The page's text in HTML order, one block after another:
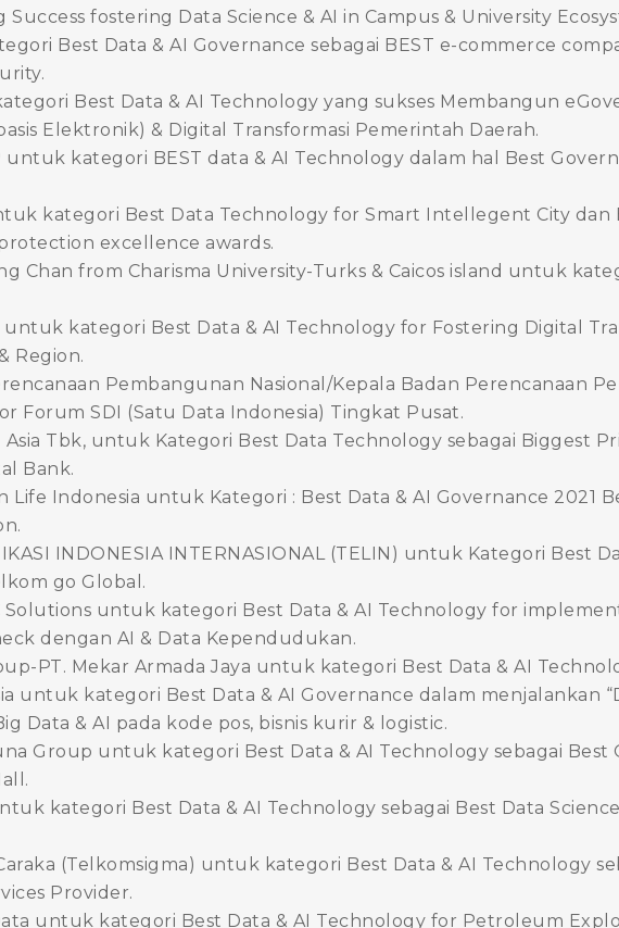
Success fostering Data Science & AI in Campus & University
Best Data & AI Governance sebagai BEST e-commerce
Best Data & AI Technology yang sukses Membangun
Elektronik) & Digital Transformasi Pemerintah Daerah.
untuk kategori BEST data & AI Technology dalam hal Best
kategori Best Data Technology for Smart Intellegent City dan
excellence awards.
Chan from Charisma University-Turks & Caicos island untuk
untuk kategori Best Data & AI Technology for Fostering Digital
Region.
Pembangunan Nasional/Kepala Badan Perencanaan
Forum SDI (Satu Data Indonesia) Tingkat Pusat.
Asia Tbk, untuk Kategori Best Data Technology sebagai Biggest
Bank.
Life Indonesia untuk Kategori : Best Data & AI Governance 2021
INDONESIA INTERNASIONAL (TELIN) untuk Kategori Best
go Global.
Solutions untuk kategori Best Data & AI Technology for
dengan AI & Data Kependudukan.
PT. Mekar Armada Jaya untuk kategori Best Data & AI
untuk kategori Best Data & AI Governance dalam menjalankan
Data & AI pada kode pos, bisnis kurir & logistic.
Group untuk kategori Best Data & AI Technology sebagai Best
kategori Best Data & AI Technology sebagai Best Data
(Telkomsigma) untuk kategori Best Data & AI Technology
Provider.
untuk kategori Best Data & AI Technology for Petroleum